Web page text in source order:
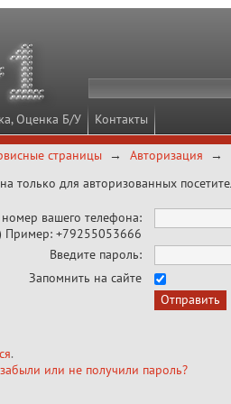
Оценка Б/У Контакты
страницы
Авторизация
только для авторизованных
вашего телефона:
Пример: +79255053666
Введите пароль:
Запомнить на сайте
.
или не получили пароль?